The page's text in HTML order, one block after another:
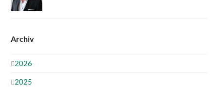
Archiv
2026
2025